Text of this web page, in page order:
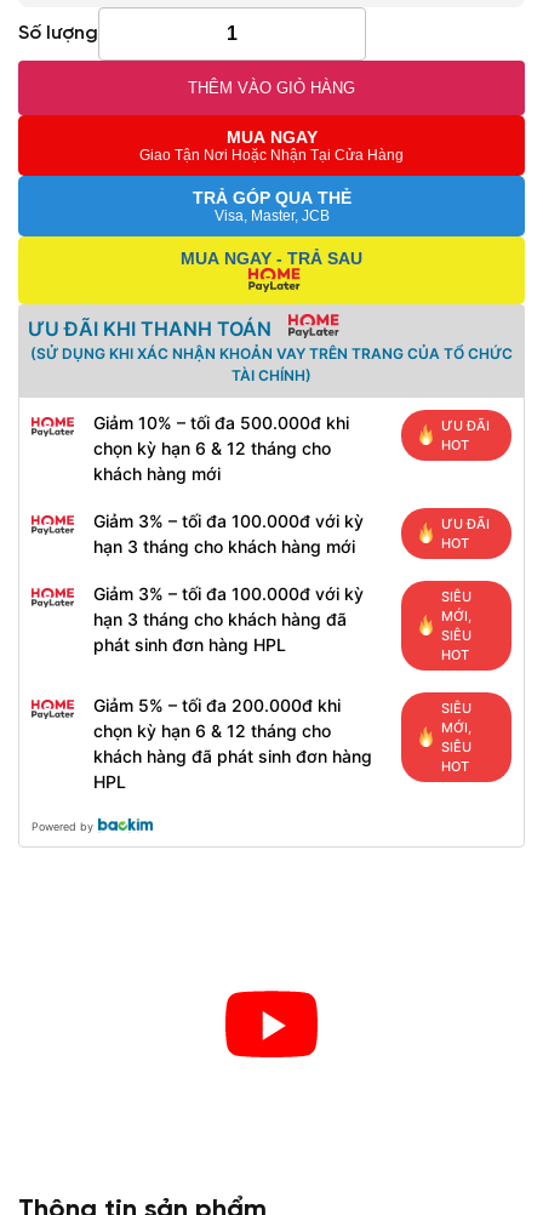
Số lượng
THÊM VÀO GIỎ HÀNG
MUA NGAY
Giao Tận Nơi Hoặc Nhận Tại Cửa Hàng
TRẢ GÓP QUA THẺ
Visa, Master, JCB
MUA NGAY - TRẢ SAU
ƯU ĐÃI KHI THANH TOÁN
(SỬ DỤNG KHI XÁC NHẬN KHOẢN VAY TRÊN TRANG CỦA TỔ CHỨC
TÀI CHÍNH)
Giảm 10% – tối đa 500.000đ khi
chọn kỳ hạn 6 & 12 tháng cho
khách hàng mới
ƯU ĐÃI
HOT
Giảm 3% – tối đa 100.000đ với kỳ
hạn 3 tháng cho khách hàng mới
ƯU ĐÃI
HOT
Giảm 3% – tối đa 100.000đ với kỳ
hạn 3 tháng cho khách hàng đã
phát sinh đơn hàng HPL
SIÊU
MỚI,
SIÊU
HOT
Giảm 5% – tối đa 200.000đ khi
chọn kỳ hạn 6 & 12 tháng cho
khách hàng đã phát sinh đơn hàng
HPL
SIÊU
MỚI,
SIÊU
HOT
Powered by